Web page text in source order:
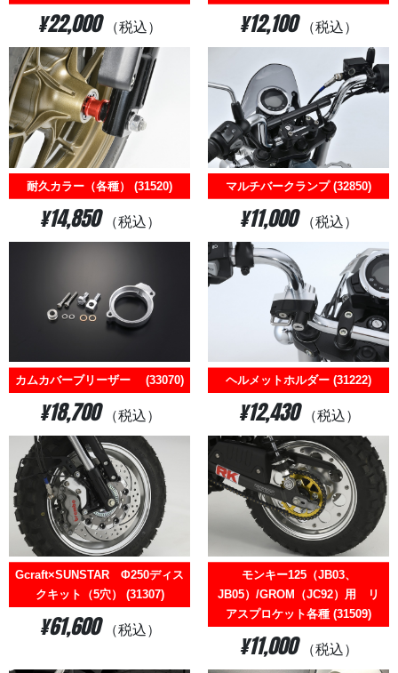
¥22,000 （税込） ¥12,100 （税込）
耐久カラー（各種） (31520)
¥14,850 （税込）
マルチバークランプ (32850)
¥11,000 （税込）
カムカバーブリーザー (33070)
¥18,700 （税込）
ヘルメットホルダー (31222)
¥12,430 （税込）
Gcraft×SUNSTAR Φ250ディス
クキット（5穴） (31307)
¥61,600 （税込）
モンキー125（JB03、
JB05）/GROM（JC92）用 リ
アスプロケット各種 (31509)
¥11,000 （税込）